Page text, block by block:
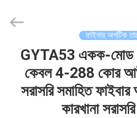
Industry
Reserved.
ফাইবার অপটিক
GYTA53 একক-মোড
কেবল 4-288 কোর
সরাসরি সমাহিত
কারখানা